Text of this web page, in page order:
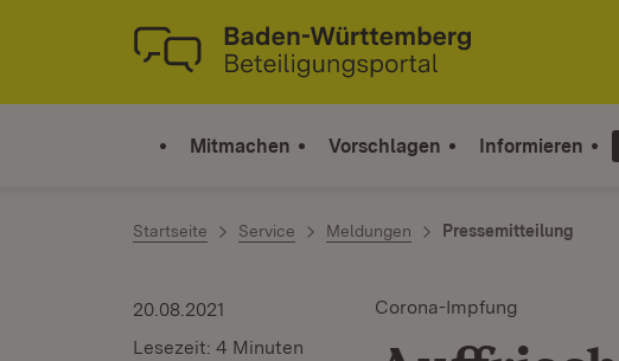
Zum Inhalt springen
Link zur Startseite
Mitmachen Vorschlagen Informieren
Startseite Service Meldungen Pressemitteilung
Corona-Impfung
20.08.2021
Lesezeit: 4 Minuten